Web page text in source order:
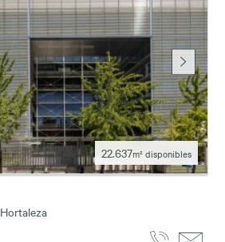
22.637m² disponibles
Hortaleza